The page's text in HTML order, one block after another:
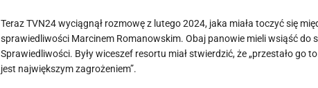
Teraz TVN24 wyciągnął rozmowę z lutego 2024, jaka miała toczyć się
sprawiedliwości Marcinem Romanowskim. Obaj panowie mieli wsiąść do
Sprawiedliwości. Były wiceszef resortu miał stwierdzić, że „przestało go
jest największym zagrożeniem”.